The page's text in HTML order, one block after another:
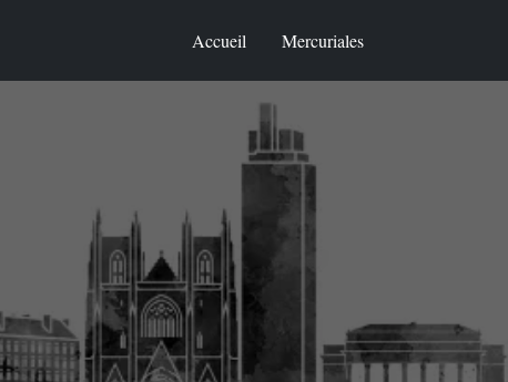
Accueil Mercuriales